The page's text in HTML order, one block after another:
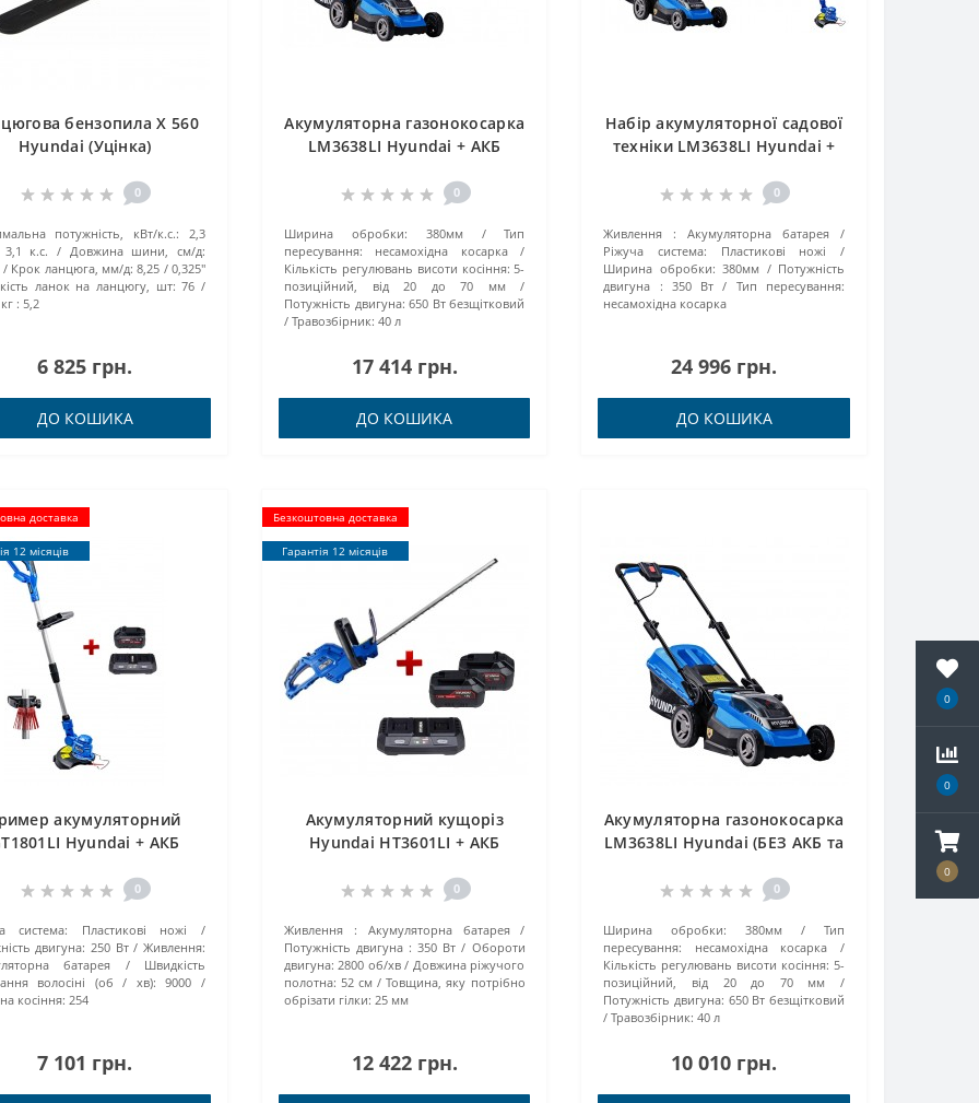
0
0
0
бензопила X 560
Hyundai (Уцінка)
0
потужність, кВт/к.с.:
2,3
к.с.
Довжина шини, см/д:
Крок ланцюга, мм/д: 8,25 / 0,325''
ланок на ланцюгу, шт: 76
: 5,2
6 825 грн.
ДО КОШИКА
Акумуляторна газонокосарка
LM3638LI Hyundai + АКБ
0
Ширина обробки: 380мм
Тип
пересування:
несамохідна косарка
Кількість регулювань висоти косіння: 5-
позиційний, від 20 до 70 мм
Потужність двигуна: 650 Вт безщітковий
Травозбірник: 40 л
17 414 грн.
ДО КОШИКА
Набір акумуляторної садової
техніки LM3638LI Hyundai +
Hyundai + АКБ (A1840LI-2ШТ)
0
Живлення :
Акумуляторна батарея
Ріжуча система:
Пластикові ножі
Ширина обробки: 380мм
Потужність
двигуна : 350 Вт
Тип пересування:
несамохідна косарка
24 996 грн.
ДО КОШИКА
доставка
12 місяців
акумуляторний
Hyundai + АКБ
0
система:
Пластикові ножі
двигуна: 250 Вт
Живлення:
батарея
Швидкість
волосіні (об / хв):
9000
косіння: 254
7 101 грн.
Безкоштовна доставка
Гарантія 12 місяців
Акумуляторний кущоріз
Hyundai HT3601LI + АКБ
0
Живлення :
Акумуляторна батарея
Потужність двигуна : 350 Вт
Обороти
двигуна: 2800 об/хв
Довжина ріжучого
полотна: 52 см
Товщина, яку потрібно
обрізати гілки: 25 мм
12 422 грн.
Акумуляторна газонокосарка
LM3638LI Hyundai (БЕЗ АКБ та
0
Ширина обробки: 380мм
Тип
пересування:
несамохідна косарка
Кількість регулювань висоти косіння: 5-
позиційний, від 20 до 70 мм
Потужність двигуна: 650 Вт безщітковий
Травозбірник: 40 л
10 010 грн.